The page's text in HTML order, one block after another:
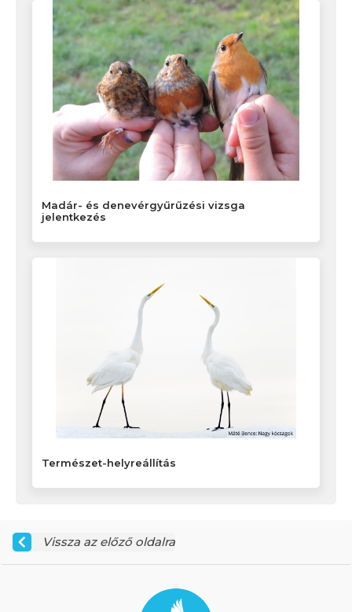
Madár- és denevérgyűrűzési vizsga
jelentkezés
Természet-helyreállítás
Vissza az előző oldalra